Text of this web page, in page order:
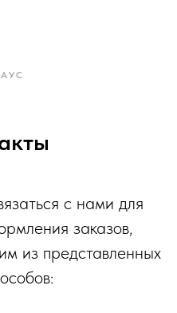
с нами для
заказов,
из представленных